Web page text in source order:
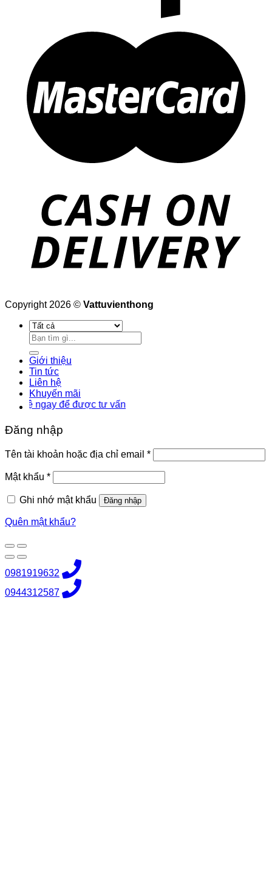
Copyright 2026 © Vattuvienthong
Tìm
kiếm:
Giới thiệu
Tin tức
Liên hệ
Khuyến mãi
để được tư vấn
Đăng nhập
Tên tài khoản hoặc địa chỉ email *Bắt
buộc
Mật khẩu *Bắt
buộc
Ghi nhớ mật khẩu
Đăng nhập
Quên mật khẩu?
0981919632
0944312587